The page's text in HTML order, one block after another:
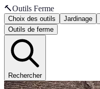
🔨Outils Ferme
Choix des outils Jardinage
Outils de ferme
Rechercher